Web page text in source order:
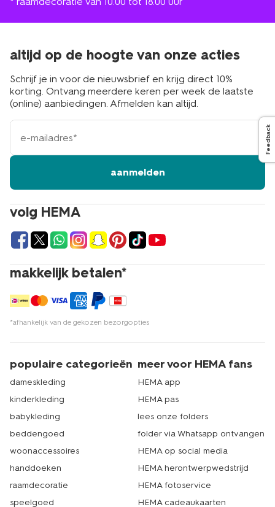
volg HEMA
makkelijk betalen*
*afhankelijk van de gekozen bezorgopties
altijd op de hoogte van onze acties
Schrijf je in voor de nieuwsbrief en krijg direct 10%
korting. Ontvang meerdere keren per week de laatste
(online) aanbiedingen. Afmelden kan altijd.
e-
mailadres
aanmelden
populaire categorieën
dameskleding
kinderkleding
babykleding
beddengoed
woonaccessoires
handdoeken
raamdecoratie
speelgoed
meer voor HEMA fans
HEMA app
HEMA pas
lees onze folders
folder via Whatsapp ontvangen
HEMA op social media
HEMA herontwerpwedstrijd
HEMA fotoservice
HEMA cadeaukaarten
Feedback